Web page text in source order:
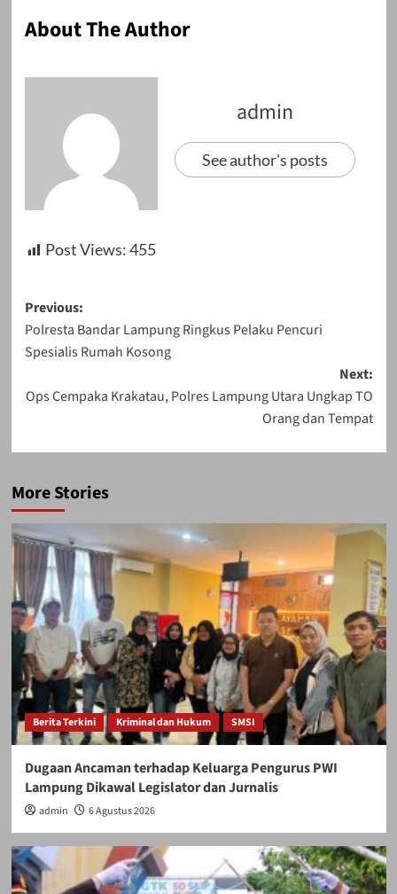
About The Author
admin
See author's posts
Post Views:455
Post
navigation
Previous:
Polresta Bandar Lampung Ringkus Pelaku Pencuri
Spesialis Rumah Kosong
Next:
Ops Cempaka Krakatau, Polres Lampung Utara Ungkap TO
Orang dan Tempat
More Stories
Berita Terkini Kriminal dan Hukum SMSI
Dugaan Ancaman terhadap Keluarga Pengurus PWI
Lampung Dikawal Legislator dan Jurnalis
admin 6 Agustus 2026